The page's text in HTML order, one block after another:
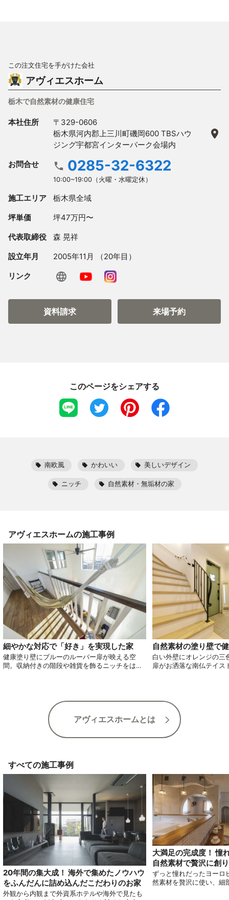
この注文住宅を手がけた会社
アヴィエスホーム
栃木で自然素材の健康住宅
本社住所
〒329-0606
栃木県河内郡上三川町磯岡600 TBSハウ
ジング宇都宮インターパーク会場内
お問合せ 0285-32-6322
10:00~19:00（火曜・水曜定休）
施工エリア 栃木県全域
坪単価 坪47万円〜
代表取締役 森 晃祥
設立年月 2005年11月 （20年目）
リンク
資料請求 来場予約
このページをシェアする
南欧風 かわいい 美しいデザイン
ニッチ 自然素材・無垢材の家
アヴィエスホームの施工事例
細やかな対応で「好き」を実現した家
健康塗り壁にブルーのルーバー扉が映える空
間。収納付きの階段や雑貨を飾るニッチをはじ
るのだろう」そんな物語を感じさせる。２ 階ホ
ールは寛ぎの場に。窓から望む景色もお気に入
り。家族の気配を感じながら健康塗り壁で健や
かな日々を暮らせる
自然素材の塗り壁で
白い外壁にオレンジの三
扉がお洒落な南仏テイス
して持ち込んだこだわり
と会話を育める ＤＫ
アヴィエスホームとは
すべての施工事例
20年間の集大成！ 海外で集めたノウハウ
をふんだんに詰め込んだこだわりのお家
外観から内観まで外資系ホテルや海外で見たも
大満足の完成度！ 憧
自然素材で贅沢に創
ずっと憧れだったヨーロ
然素材を贅沢に使い、細